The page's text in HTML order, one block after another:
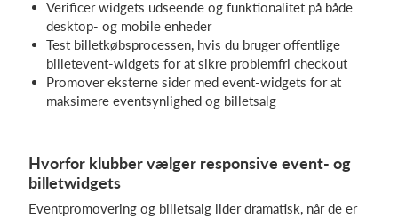
Verificer widgets udseende og funktionalitet på både
desktop- og mobile enheder
Test billetkøbsprocessen, hvis du bruger offentlige
billetevent-widgets for at sikre problemfri checkout
Promover eksterne sider med event-widgets for at
maksimere eventsynlighed og billetsalg
Hvorfor klubber vælger responsive event- og
billetwidgets
Eventpromovering og billetsalg lider dramatisk, når de er